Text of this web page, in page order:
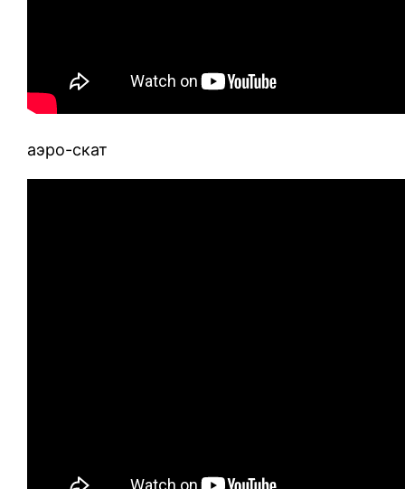
аэро-скат